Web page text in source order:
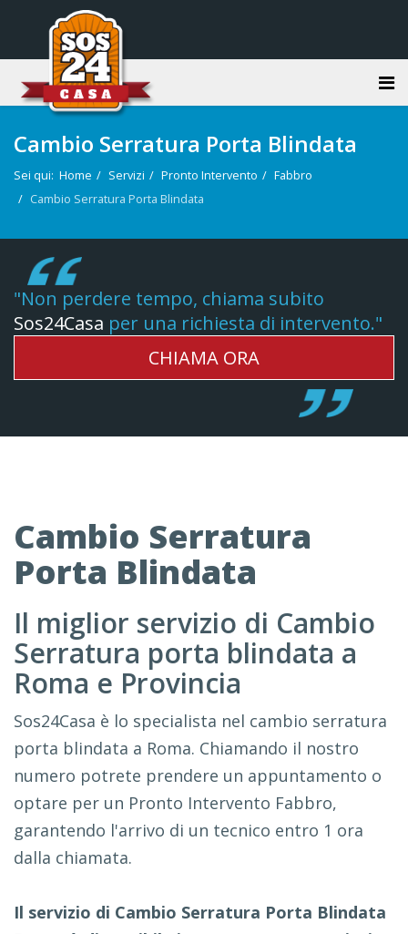
Cambio Serratura Porta Blindata
Sei qui: Home Servizi Pronto Intervento
Fabbro
Cambio Serratura Porta Blindata
"Non perdere tempo, chiama subito
Sos24Casa per una richiesta di intervento."
CHIAMA ORA
Cambio Serratura
Porta Blindata
Il miglior servizio di Cambio
Serratura porta blindata a
Roma e Provincia
Sos24Casa è lo specialista nel cambio serratura
porta blindata a Roma. Chiamando il nostro
numero potrete prendere un appuntamento o
optare per un Pronto Intervento Fabbro,
garantendo l'arrivo di un tecnico entro 1 ora
dalla chiamata.
Il servizio di Cambio Serratura Porta Blindata